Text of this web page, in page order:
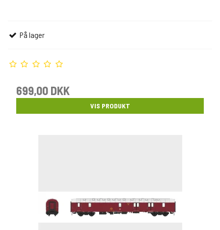
På lager
699,00 DKK
VIS PRODUKT